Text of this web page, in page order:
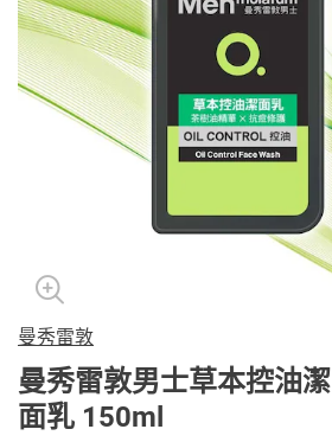
曼秀雷敦
曼秀雷敦男士草本控油潔
面乳 150ml